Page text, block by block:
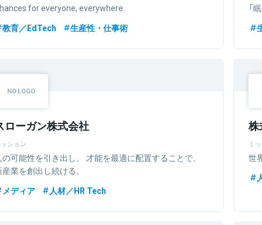
for everyone, everywhere.
教育／EdTech
生産性・仕事術
「
ローガン株式会社
ション
の可能性を引き出し、 才能を最適に配置することで、
業を創出し続ける。
メディア
人材／HR Tech
株
ミ
世